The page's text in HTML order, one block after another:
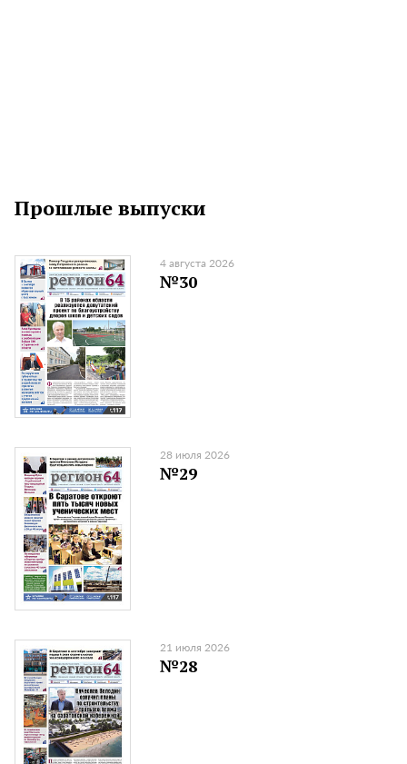
Прошлые выпуски
4 августа 2026
№30
28 июля 2026
№29
21 июля 2026
№28